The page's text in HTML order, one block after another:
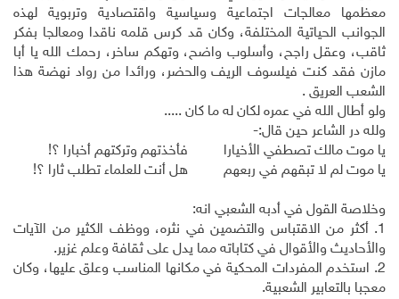
معظمها معالجات اجتماعية وسياسية واقتصادية وتربوية لهذه
الجوانب الحياتية المختلفة، وكان قد كرس قلمه ناقدا ومعالجا بفكر
ثاقب، وعقل راجح، وأسلوب واضح، وتهكم ساخر، رحمك الله يا أبا
مازن فقد كنت فيلسوف الريف والحضر، ورائدا من رواد نهضة هذا
الشعب العريق .
ولو أطال الله في عمره لكان له ما كان .....
ولله در الشاعر حين قال:-
يا موت مالك تصطفي الأخيارا فأخذتهم وتركتهم أخبارا ؟!
يا موت لم لا تبقهم في ربعهم هل أنت للعلماء تطلب ثارا ؟!
وخلاصة القول في أدبه الشعبي انه:
1. أكثر من الاقتباس والتضمين في نثره، ووظف الكثير من الآيات
والأحاديث والأقوال في كتاباته مما يدل على ثقافة وعلم غزير.
2. استخدم المفردات المحكية في مكانها المناسب وعلق عليها، وكان
معجبا بالتعابير الشعبية.